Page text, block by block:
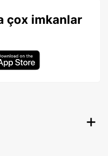
çox imkanlar